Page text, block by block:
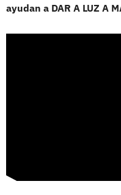
ayudan a DAR A LUZ A